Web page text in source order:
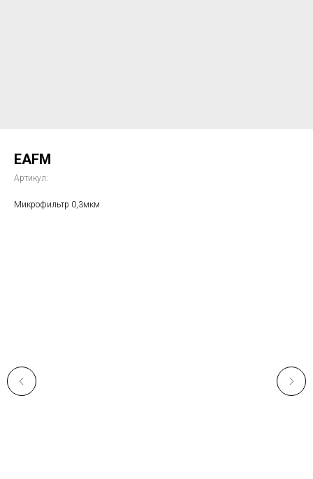
EAFM
Артикул:
Микрофильтр 0,3мкм